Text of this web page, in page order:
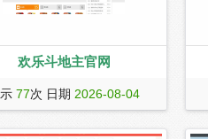
欢乐斗地主官网
地主是腾讯移动游戏平台首款实
77次 日期 2026-08-04